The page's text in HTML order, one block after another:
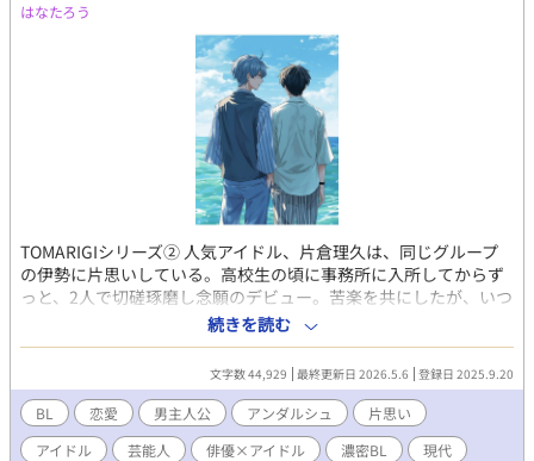
はなたろう
TOMARIGIシリーズ② 人気アイドル、片倉理久は、同じグループ
の伊勢に片思いしている。高校生の頃に事務所に入所してからず
っと、2人で切磋琢磨し念願のデビュー。苦楽を共にしたが、いつ
しか友情以上になっていった。 そんな伊勢は、マネージャーの湊
とラブラブで、幸せを喜んであげたいが複雑で苦しい毎日。 そん
なとき、俳優の桐生が現れる。飄々とした桐生の存在に戸惑いな
がらも、片倉は次第に彼の魅力に引き寄せられていく。 友情と恋
心の狭間で揺れる心――片倉は新しい関係に踏み出せるのか。 人
気アイドル<TOMARIGI>シリーズ新章、開幕！
続きを読む
文字数 44,929 最終更新日 2026.5.6 登録日 2025.9.20
BL 恋愛 男主人公 アンダルシュ
片思い
アイドル
芸能人 俳優×アイドル 濃密BL 現代